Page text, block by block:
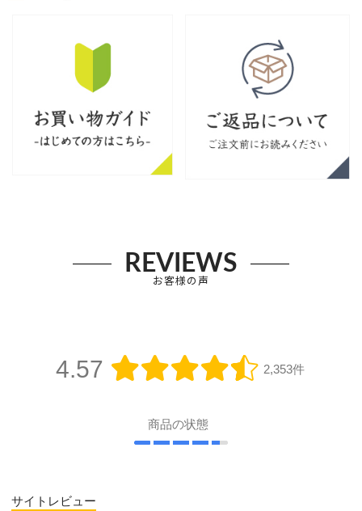
REVIEWS
お客様の声
4.57 2,353件
商品の状態
サイトレビュー